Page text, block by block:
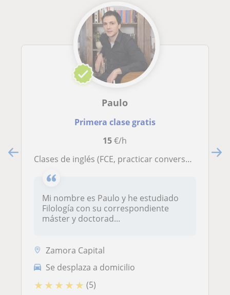
Paulo
Primera clase gratis
15€/h
Clases de inglés (FCE, practicar conversación, bachillerato) y español (ELE, conversaciones, gramática, etc)
Mi nombre es Paulo y he estudiado
Filología con su correspondiente
máster y doctorad...
Zamora Capital
Se desplaza a domicilio
★ ★ ★ ★ ★ (5)